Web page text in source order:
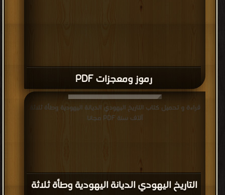
رموز ومعجزات PDF
التاريخ اليهودي الديانة اليهودية وطأة ثلاثة
قراءة و تحميل كتاب التاريخ اليهودي الديانة اليهودية وطأة ثلاثة
آلآف سنة PDF مجانا